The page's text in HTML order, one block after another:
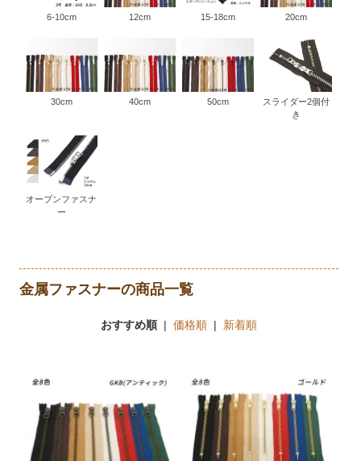
6-10cm 12cm 15-18cm 20cm
30cm 40cm 50cm
スライダー2個付
き
オープンファスナ
ー
金属ファスナーの商品一覧
おすすめ順| 価格順| 新着順